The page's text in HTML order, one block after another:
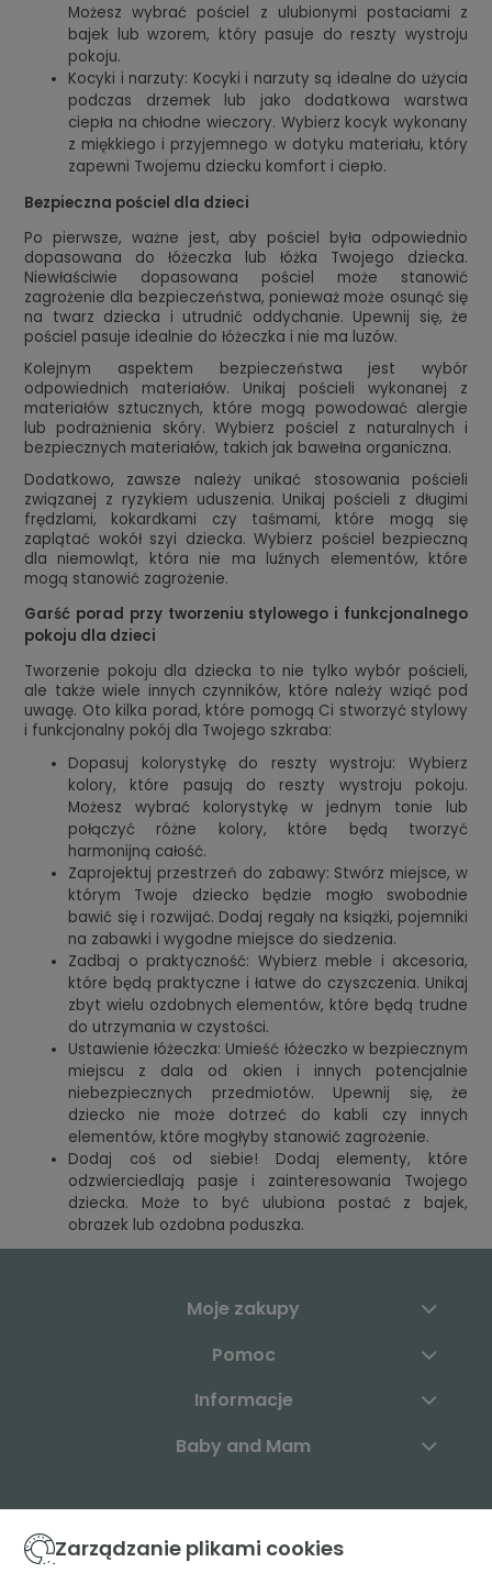
Możesz wybrać pościel z ulubionymi postaciami z
bajek lub wzorem, który pasuje do reszty wystroju
pokoju.
Kocyki i narzuty: Kocyki i narzuty są idealne do użycia
podczas drzemek lub jako dodatkowa warstwa
ciepła na chłodne wieczory. Wybierz kocyk wykonany
z miękkiego i przyjemnego w dotyku materiału, który
zapewni Twojemu dziecku komfort i ciepło.
Bezpieczna pościel dla dzieci
Po pierwsze, ważne jest, aby pościel była odpowiednio
dopasowana do łóżeczka lub łóżka Twojego dziecka.
Niewłaściwie dopasowana pościel może stanowić
zagrożenie dla bezpieczeństwa, ponieważ może osunąć się
na twarz dziecka i utrudnić oddychanie. Upewnij się, że
pościel pasuje idealnie do łóżeczka i nie ma luzów.
Kolejnym aspektem bezpieczeństwa jest wybór
odpowiednich materiałów. Unikaj pościeli wykonanej z
materiałów sztucznych, które mogą powodować alergie
lub podrażnienia skóry. Wybierz pościel z naturalnych i
bezpiecznych materiałów, takich jak bawełna organiczna.
Dodatkowo, zawsze należy unikać stosowania pościeli
związanej z ryzykiem uduszenia. Unikaj pościeli z długimi
frędzlami, kokardkami czy taśmami, które mogą się
zaplątać wokół szyi dziecka. Wybierz pościel bezpieczną
dla niemowląt, która nie ma luźnych elementów, które
mogą stanowić zagrożenie.
Garść porad przy tworzeniu stylowego i funkcjonalnego
pokoju dla dzieci
Tworzenie pokoju dla dziecka to nie tylko wybór pościeli,
ale także wiele innych czynników, które należy wziąć pod
uwagę. Oto kilka porad, które pomogą Ci stworzyć stylowy
i funkcjonalny pokój dla Twojego szkraba:
Dopasuj kolorystykę do reszty wystroju: Wybierz
kolory, które pasują do reszty wystroju pokoju.
Możesz wybrać kolorystykę w jednym tonie lub
połączyć różne kolory, które będą tworzyć
harmonijną całość.
Zaprojektuj przestrzeń do zabawy: Stwórz miejsce, w
którym Twoje dziecko będzie mogło swobodnie
bawić się i rozwijać. Dodaj regały na książki, pojemniki
na zabawki i wygodne miejsce do siedzenia.
Zadbaj o praktyczność: Wybierz meble i akcesoria,
które będą praktyczne i łatwe do czyszczenia. Unikaj
zbyt wielu ozdobnych elementów, które będą trudne
do utrzymania w czystości.
Ustawienie łóżeczka: Umieść łóżeczko w bezpiecznym
miejscu z dala od okien i innych potencjalnie
niebezpiecznych przedmiotów. Upewnij się, że
dziecko nie może dotrzeć do kabli czy innych
elementów, które mogłyby stanowić zagrożenie.
Dodaj coś od siebie! Dodaj elementy, które
odzwierciedlają pasje i zainteresowania Twojego
dziecka. Może to być ulubiona postać z bajek,
obrazek lub ozdobna poduszka.
Moje zakupy
Pomoc
Informacje
Baby and Mam
Zarządzanie plikami cookies